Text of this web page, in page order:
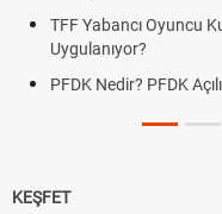
TFF Yabancı Oyuncu
Uygulanıyor?
PFDK Nedir? PFDK
KEŞFET